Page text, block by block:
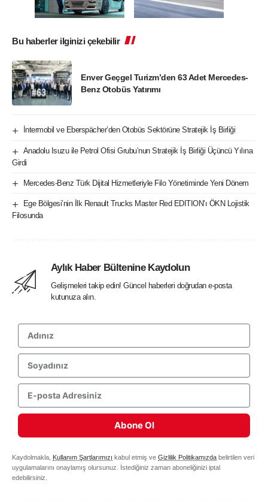
Bu haberler ilginizi çekebilir
Enver Geçgel Turizm’den 63 Adet Mercedes-
Benz Otobüs Yatırımı
İntermobil ve Eberspächer’den Otobüs Sektörüne Stratejik İş Birliği
Anadolu Isuzu ile Petrol Ofisi Grubu’nun Stratejik İş Birliği Üçüncü Yılına
Girdi
Mercedes-Benz Türk Dijital Hizmetleriyle Filo Yönetiminde Yeni Dönem
Ege Bölgesi’nin İlk Renault Trucks Master Red EDITION’ı ÖKN Lojistik
Filosunda
Aylık Haber Bültenine Kaydolun
Gelişmeleri takip edin! Güncel haberleri doğrudan e-posta
kutunuza alın.
Abone Ol
Kaydolmakla, Kullanım Şartlarımızı kabul etmiş ve Gizlilik Politikamızda belirtilen veri
uygulamalarını onaylamış olursunuz. İstediğiniz zaman aboneliğinizi iptal
edebilirsiniz.